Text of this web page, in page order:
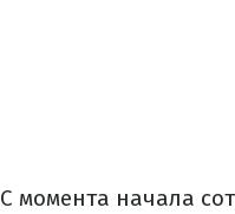
С момента начала